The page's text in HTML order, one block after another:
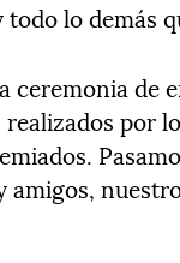
lo demás
ceremonia de
por